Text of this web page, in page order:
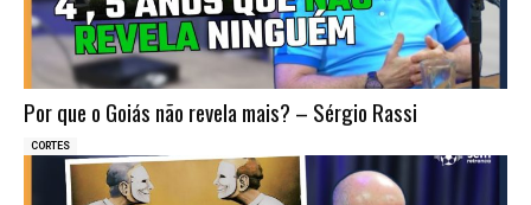
Por que o Goiás não revela mais? – Sérgio Rassi
CORTES